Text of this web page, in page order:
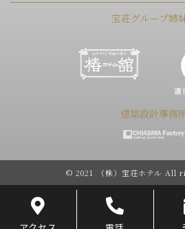
宝荘グループ姉
建築設計事務
© 2021 （株）宝荘ホテル All